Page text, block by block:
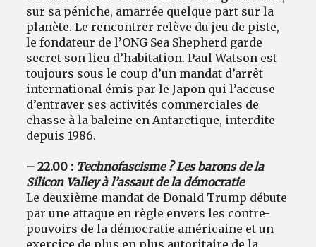
sur sa péniche, amarrée quelque part sur la
planète. Le rencontrer relève du jeu de piste,
le fondateur de l’ONG Sea Shepherd garde
secret son lieu d’habitation. Paul Watson est
toujours sous le coup d’un mandat d’arrêt
international émis par le Japon qui l’accuse
d’entraver ses activités commerciales de
chasse à la baleine en Antarctique, interdite
depuis 1986.
– 22.00 : Technofascisme ? Les barons de la
Silicon Valley à l’assaut de la démocratie
Le deuxième mandat de Donald Trump débute
par une attaque en règle envers les contre-
pouvoirs de la démocratie américaine et un
exercice de plus en plus autoritaire de la